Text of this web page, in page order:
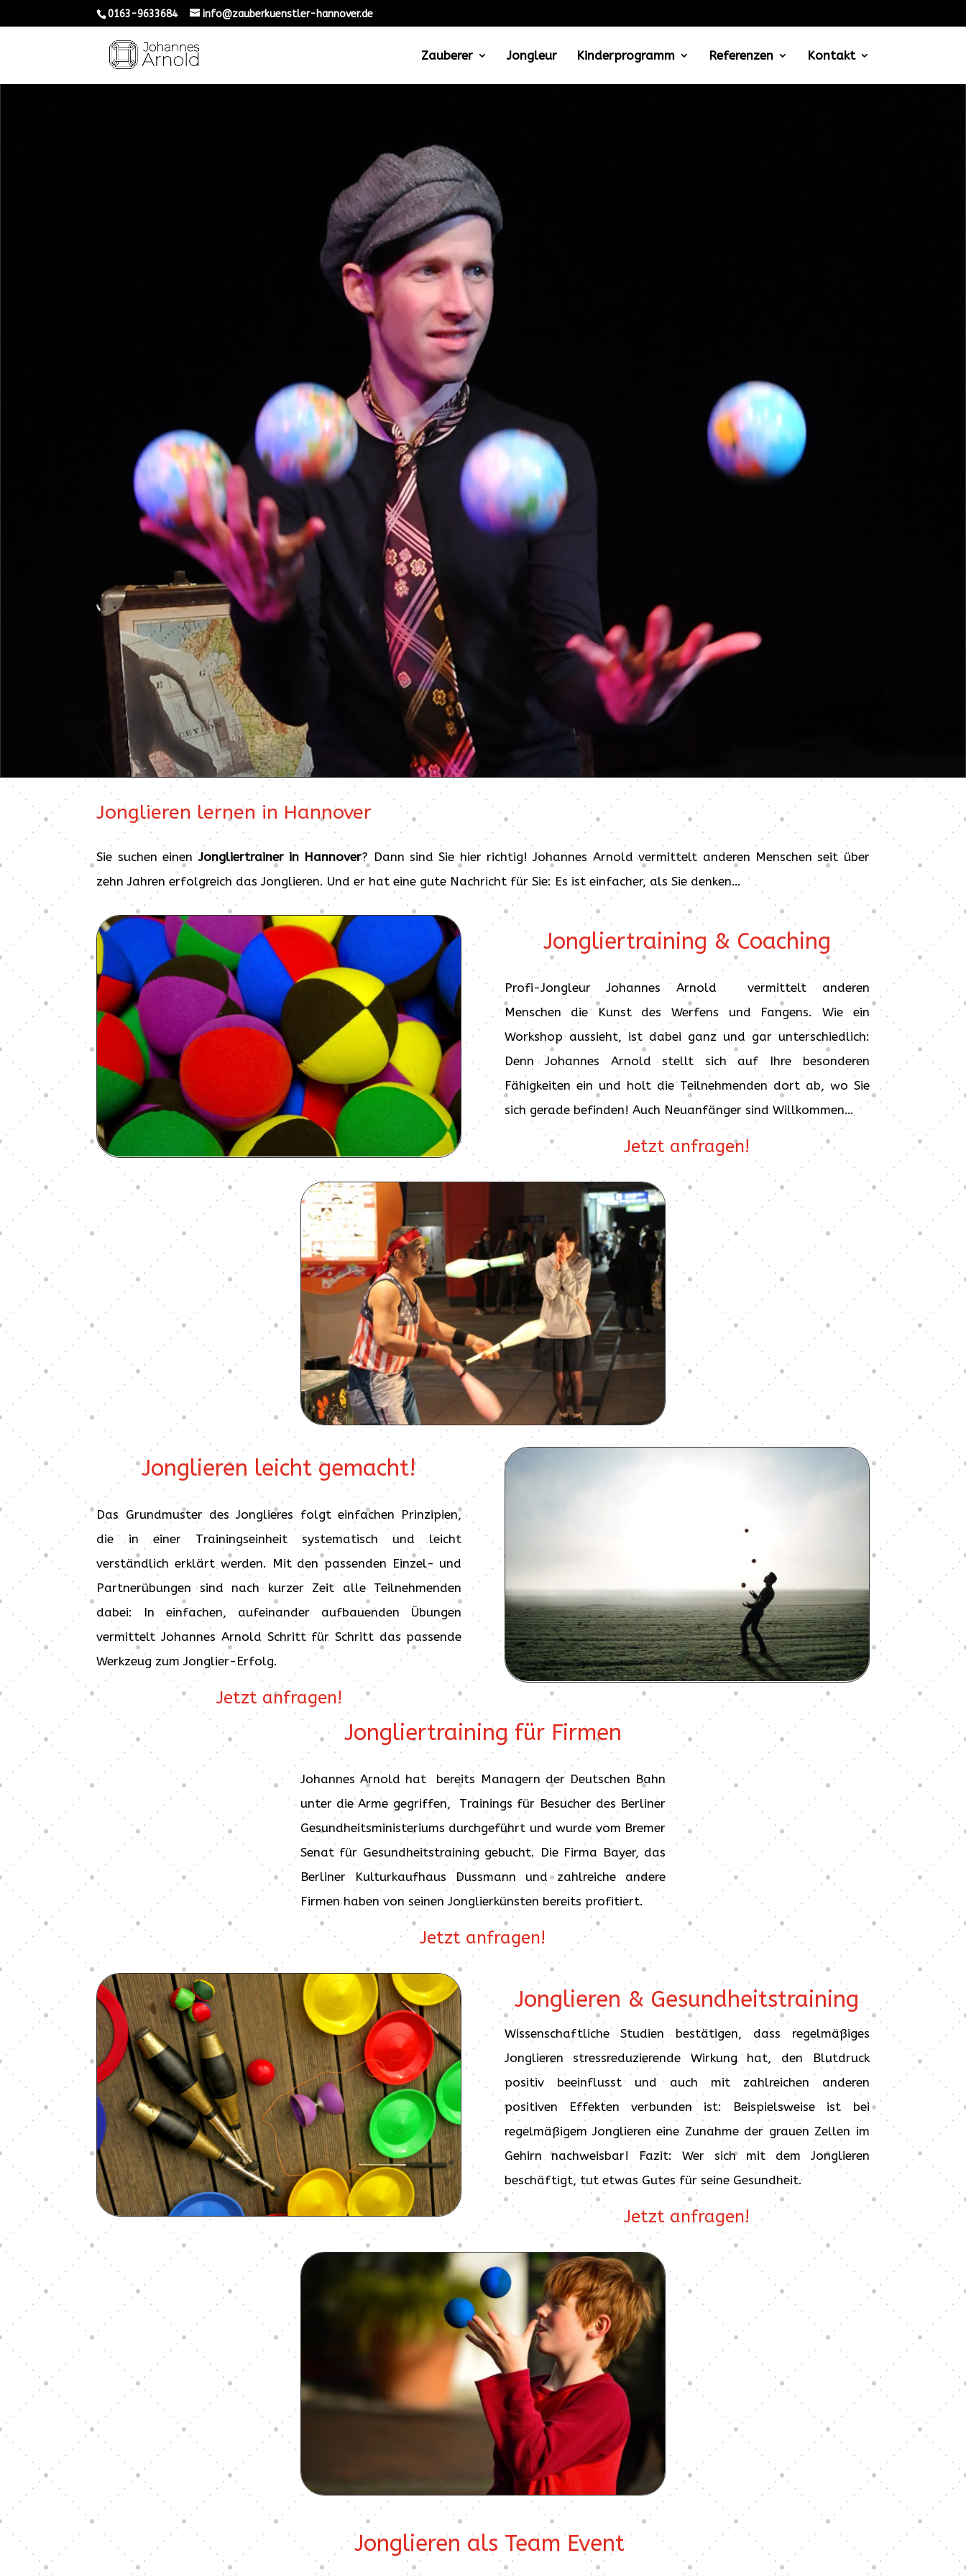
0163-9633684 info@zauberkuenstler-hannover.de
Zauberer Jongleur Kinderprogramm Referenzen Kontakt
Jonglieren lernen in Hannover
Sie suchen einenJongliertrainer in Hannover? Dann sind Sie hier richtig! Johannes Arnold vermittelt anderen Menschen seit über
zehn Jahren erfolgreich das Jonglieren. Und er hat eine gute Nachricht für Sie: Es ist einfacher, als Sie denken…
Jongliertraining & Coaching
Profi-Jongleur Johannes Arnold vermittelt anderen
Menschen die Kunst des Werfens und Fangens. Wie ein
Workshop aussieht, ist dabei ganz und gar unterschiedlich:
Denn Johannes Arnold stellt sich auf Ihre besonderen
Fähigkeiten ein und holt die Teilnehmenden dort ab, wo Sie
sich gerade befinden! Auch Neuanfänger sind Willkommen…
Jetzt anfragen!
Jonglieren leicht gemacht!
Das Grundmuster des Jonglieres folgt einfachen Prinzipien,
die in einer Trainingseinheit systematisch und leicht
verständlich erklärt werden. Mit den passenden Einzel- und
Partnerübungen sind nach kurzer Zeit alle Teilnehmenden
dabei: In einfachen, aufeinander aufbauenden Übungen
vermittelt Johannes Arnold Schritt für Schritt das passende
Werkzeug zum Jonglier-Erfolg.
Jetzt anfragen!
Jongliertraining für Firmen
Johannes Arnold hat bereits Managern der Deutschen Bahn
unter die Arme gegriffen, Trainings für Besucher des Berliner
Gesundheitsministeriums durchgeführt und wurde vom Bremer
Senat für Gesundheitstraining gebucht. Die Firma Bayer, das
Berliner Kulturkaufhaus Dussmann und zahlreiche andere
Firmen haben von seinen Jonglierkünsten bereits profitiert.
Jetzt anfragen!
Jonglieren & Gesundheitstraining
Wissenschaftliche Studien bestätigen, dass regelmäßiges
Jonglieren stressreduzierende Wirkung hat, den Blutdruck
positiv beeinflusst und auch mit zahlreichen anderen
positiven Effekten verbunden ist: Beispielsweise ist bei
regelmäßigem Jonglieren eine Zunahme der grauen Zellen im
Gehirn nachweisbar! Fazit: Wer sich mit dem Jonglieren
beschäftigt, tut etwas Gutes für seine Gesundheit.
Jetzt anfragen!
Jonglieren als Team Event